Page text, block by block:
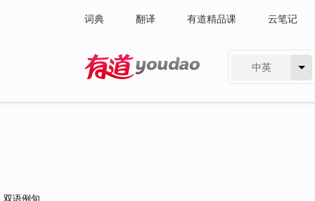
词典 翻译 有道精品课 云笔记
中英
双语例句